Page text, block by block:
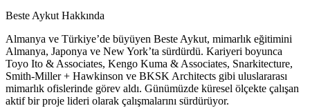
Beste Aykut Hakkında
Almanya ve Türkiye’de büyüyen Beste Aykut, mimarlık eğitimini
Almanya, Japonya ve New York’ta sürdürdü. Kariyeri boyunca
Toyo Ito & Associates, Kengo Kuma & Associates, Snarkitecture,
Smith-Miller + Hawkinson ve BKSK Architects gibi uluslararası
mimarlık ofislerinde görev aldı. Günümüzde küresel ölçekte çalışan
aktif bir proje lideri olarak çalışmalarını sürdürüyor.